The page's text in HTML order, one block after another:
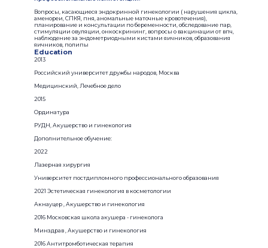
Вопросы, касающиеся эндокринной гинекологии ( нарушения цикла,
аменореи, СПКЯ, пня, аномальные маточные кровотечения),
планирование и консультации по беременности, обследование пар,
стимуляции овуляции, онкоскрининг, вопросы о вакцинации от впч,
наблюдение за эндометриодными кистами яичников, образования
яичников, полипы
Education
2013
Российский университет дружбы народов, Москва
Медицинский, Лечебное дело
2015
Ординатура
РУДН, Акушерство и гинекология
Дополнительное обучение:
2022
Лазерная хирургия
Университет постдипломного профессионального образования
2021 Эстетическая гинекология в косметологии
Акнауцер , Акушерство и гинекология
2016 Московская школа акушера - гинеколога
Минздрав , Акушерство и гинекология
2016 Антитромботическая терапия